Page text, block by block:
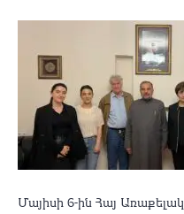
Մայիսի 6-ին Հայ